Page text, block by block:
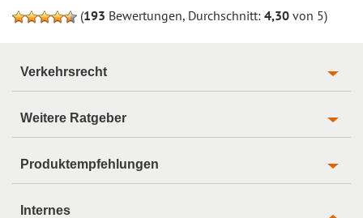
(193 Bewertungen, Durchschnitt: 4,30 von 5)
Verkehrsrecht
Weitere Ratgeber
Produktempfehlungen
Internes